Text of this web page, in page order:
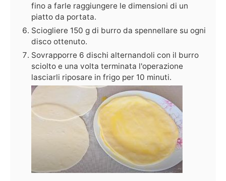
fino a farle raggiungere le dimensioni di un
piatto da portata.
Sciogliere 150 g di burro da spennellare su ogni
disco ottenuto.
Sovrapporre 6 dischi alternandoli con il burro
sciolto e una volta terminata l'operazione
lasciarli riposare in frigo per 10 minuti.